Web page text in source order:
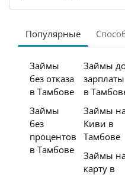
Популярные
Займы
без отказа
в Тамбове
Займы
без
процентов
в Тамбове
Займы
зарплаты
в
Займы
Киви в
Тамбове
Займы
карту в